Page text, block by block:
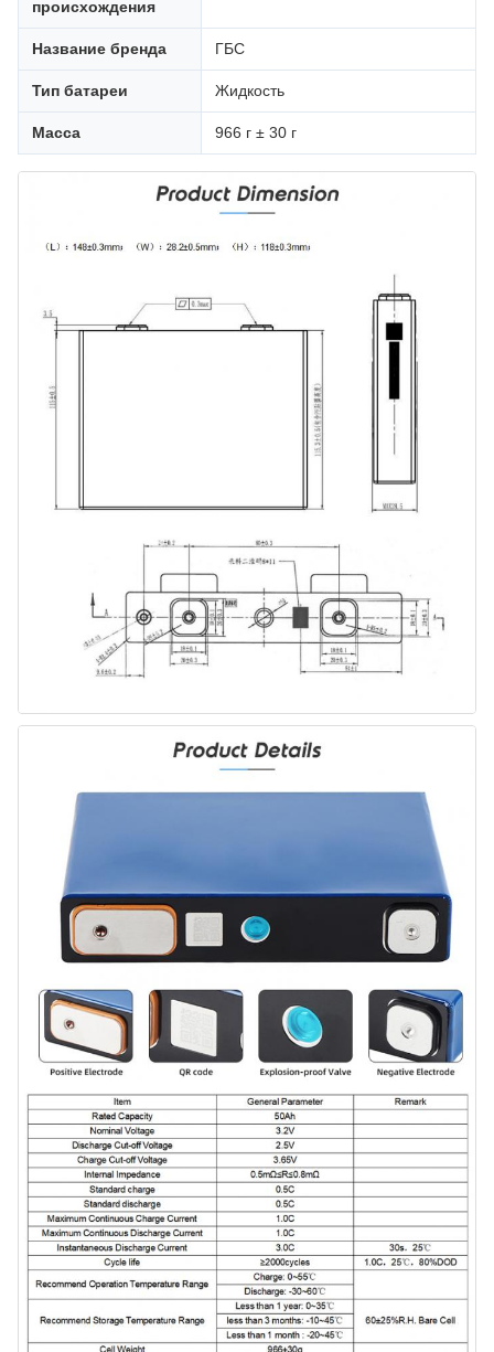
происхождения
Название бренда ГБС
Тип батареи Жидкость
Масса 966 г ± 30 г